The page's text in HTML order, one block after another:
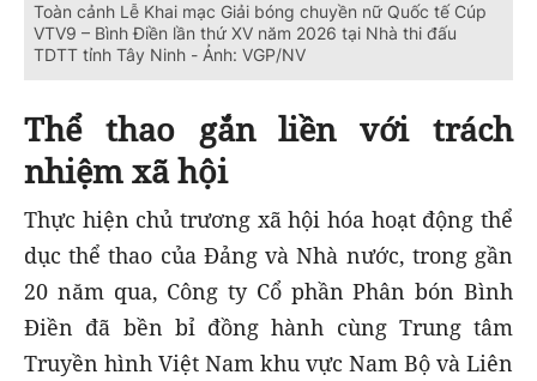
Toàn cảnh Lễ Khai mạc Giải bóng chuyền nữ Quốc tế Cúp
VTV9 – Bình Điền lần thứ XV năm 2026 tại Nhà thi đấu
TDTT tỉnh Tây Ninh - Ảnh: VGP/NV
Thể thao gắn liền với trách
nhiệm xã hội
Thực hiện chủ trương xã hội hóa hoạt động thể
dục thể thao của Đảng và Nhà nước, trong gần
20 năm qua, Công ty Cổ phần Phân bón Bình
Điền đã bền bỉ đồng hành cùng Trung tâm
Truyền hình Việt Nam khu vực Nam Bộ và Liên